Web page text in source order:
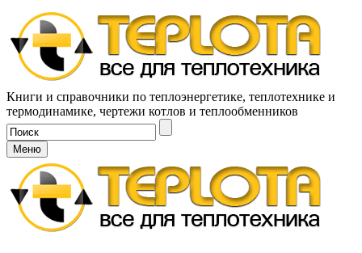
Книги и справочники по теплоэнергетике, теплотехнике и
термодинамике, чертежи котлов и теплообменников
Меню